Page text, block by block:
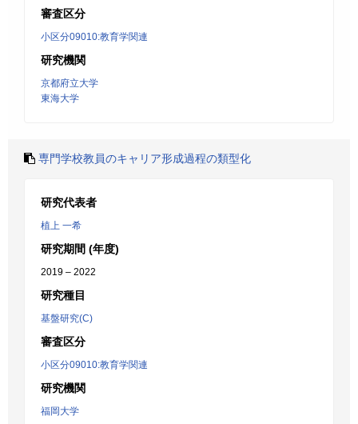
審査区分
小区分09010:教育学関連
研究機関
京都府立大学
東海大学
専門学校教員のキャリア形成過程の類型化
研究代表者
植上 一希
研究期間 (年度)
2019 – 2022
研究種目
基盤研究(C)
審査区分
小区分09010:教育学関連
研究機関
福岡大学